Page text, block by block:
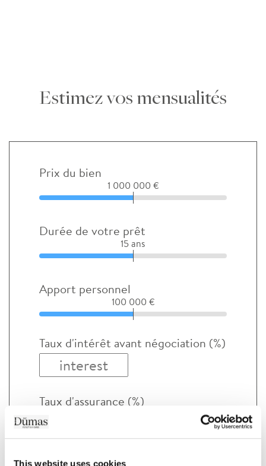
This website uses cookies
Estimez vos mensualités
Prix du bien
1 000 000 €
Durée de votre prêt
15 ans
Apport personnel
100 000 €
Taux d'intérêt avant négociation (%)
Taux d'assurance (%)